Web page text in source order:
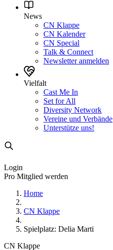
News
CN Klappe
CN Kalender
CN Special
Talk & Connect
Newsletter anmelden
Vielfalt
Cast Me In
Set for All
Diversity Network
Vereine und Verbände
Unterstütze uns!
Login
Pro Mitglied werden
Home
CN Klappe
Spielplatz: Delia Marti
CN Klappe